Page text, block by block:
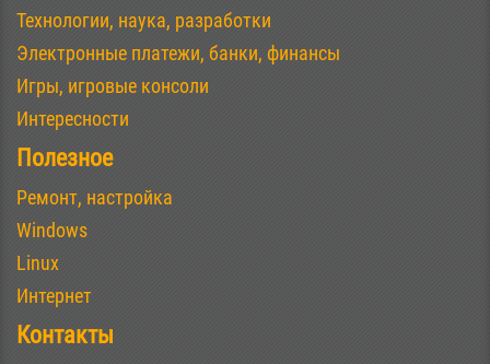
Технологии, наука, разработки
Электронные платежи, банки, финансы
Игры, игровые консоли
Интересности
Полезное
Ремонт, настройка
Windows
Linux
Интернет
Контакты